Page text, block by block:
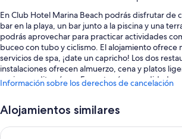
En Club Hotel Marina Beach podrás disfrutar de
bar en la playa, un bar junto a la piscina y una
podrás aprovechar para practicar actividades
buceo con tubo y ciclismo. El alojamiento ofrece
servicios de spa, ¡date un capricho! Los dos
instalaciones ofrecen almuerzo, cena y platos
cocina mediterránea. Encontrarás comodidades
También hay otros servicios, como:
Información sobre los derechos de cancelación
Alojamientos similares
Hotel Maria Rosaria